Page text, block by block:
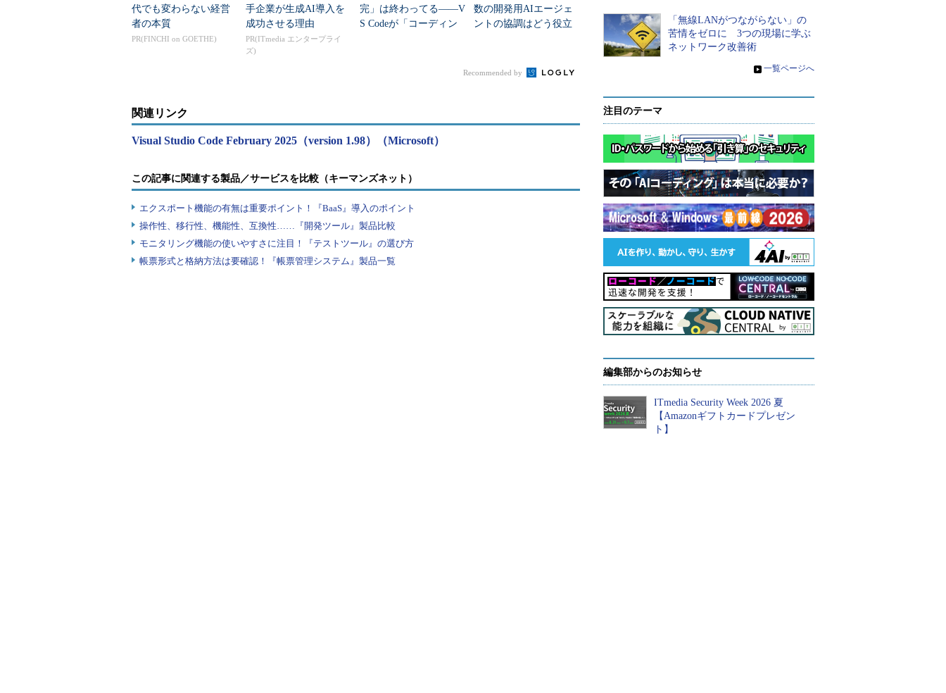
代でも変わらない経営
者の本質
PR(FINCHI on GOETHE)
手企業が生成AI導入を
成功させる理由
PR(ITmedia エンタープライ
ズ)
完」は終わってる――V
S Codeが「コーディン
数の開発用AIエージェ
ントの協調はどう役立
Recommended by
関連リンク
Visual Studio Code February 2025（version 1.98）（Microsoft）
この記事に関連する製品／サービスを比較（キーマンズネット）
エクスポート機能の有無は重要ポイント！『BaaS』導入のポイント
操作性、移行性、機能性、互換性……『開発ツール』製品比較
モニタリング機能の使いやすさに注目！『テストツール』の選び方
帳票形式と格納方法は要確認！『帳票管理システム』製品一覧
「無線LANがつながらない」の
苦情をゼロに 3つの現場に学ぶ
ネットワーク改善術
» 一覧ページへ
注目のテーマ
編集部からのお知らせ
ITmedia Security Week 2026 夏
【Amazonギフトカードプレゼン
ト】